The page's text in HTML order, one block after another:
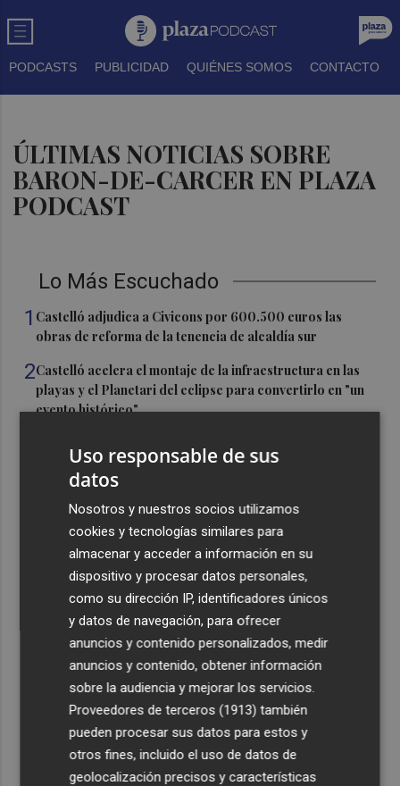
PODCASTS PUBLICIDAD QUIÉNES SOMOS CONTACTO
ÚLTIMAS NOTICIAS SOBRE
BARON-DE-CARCER EN PLAZA
PODCAST
Lo Más Escuchado
1 Castelló adjudica a Civicons por 600.500 euros las
obras de reforma de la tenencia de alcaldía sur
2Castelló acelera el montaje de la infraestructura en las
playas y el Planetari del eclipse para convertirlo en "un
evento histórico"
Cartagena, Calnegre y San Javier
por EEUU
De Frida Kahlo a Kubrick: un repaso por los eclipses de
la cultura
Recibe toda la actualidad de
Plaza Podcast en tu correo
Quiero suscribirme
Uso responsable de sus
datos
Nosotros y nuestros socios utilizamos
cookies y tecnologías similares para
almacenar y acceder a información en su
dispositivo y procesar datos personales,
como su dirección IP, identificadores únicos
y datos de navegación, para ofrecer
anuncios y contenido personalizados, medir
anuncios y contenido, obtener información
sobre la audiencia y mejorar los servicios.
Proveedores de terceros (1913) también
pueden procesar sus datos para estos y
otros fines, incluido el uso de datos de
geolocalización precisos y características